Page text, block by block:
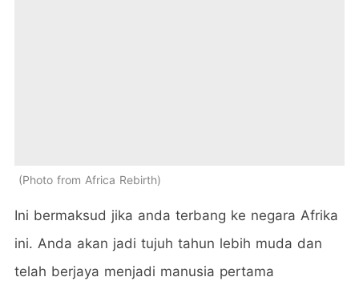
Photo from Africa Rebirth
Ini bermaksud jika anda terbang ke negara Afrika
ini. Anda akan jadi tujuh tahun lebih muda dan
telah berjaya menjadi manusia pertama